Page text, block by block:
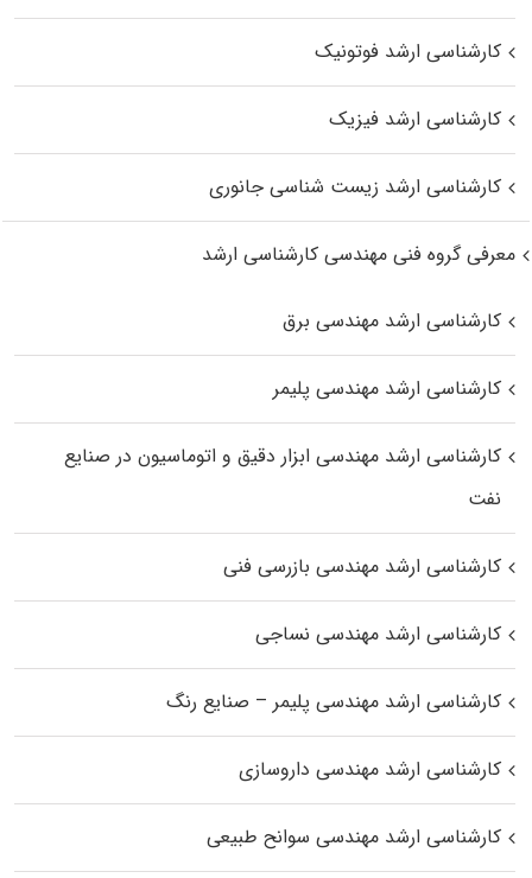
کارشناسی ارشد فوتونیک
کارشناسی ارشد فیزیک
کارشناسی ارشد زیست‌ شناسی جانوری
معرفی گروه فنی مهندسی کارشناسی ارشد
کارشناسی ارشد مهندسی برق
کارشناسی ارشد مهندسی پلیمر
کارشناسی ارشد مهندسی ابزار دقیق و اتوماسیون در صنایع
نفت
کارشناسی ارشد مهندسی بازرسی فنی
کارشناسی ارشد مهندسی نساجی
کارشناسی ارشد مهندسی پلیمر – صنایع رنگ
کارشناسی ارشد مهندسی داروسازی
کارشناسی ارشد مهندسی سوانح طبیعی